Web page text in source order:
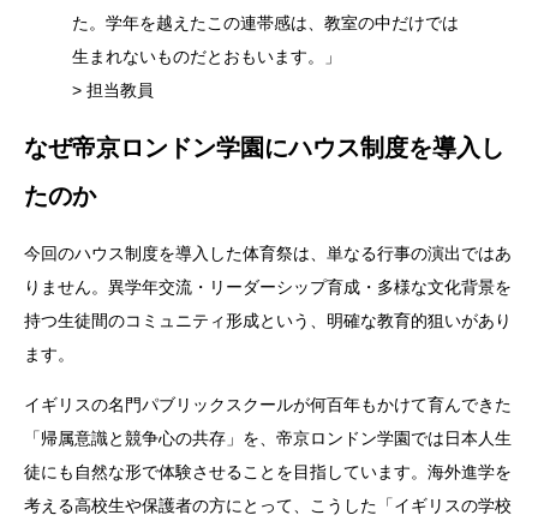
た。学年を越えたこの連帯感は、教室の中だけでは
生まれないものだとおもいます。」
> 担当教員
なぜ帝京ロンドン学園にハウス制度を導入し
たのか
今回のハウス制度を導入した体育祭は、単なる行事の演出ではあ
りません。異学年交流・リーダーシップ育成・多様な文化背景を
持つ生徒間のコミュニティ形成という、明確な教育的狙いがあり
ます。
イギリスの名門パブリックスクールが何百年もかけて育んできた
「帰属意識と競争心の共存」を、帝京ロンドン学園では日本人生
徒にも自然な形で体験させることを目指しています。海外進学を
考える高校生や保護者の方にとって、こうした「イギリスの学校